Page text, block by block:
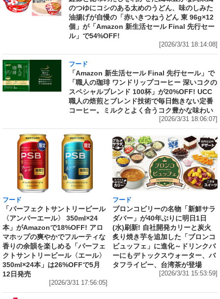
のつゆにコシのある太めのうどん、味のしみた
油揚げが自慢の「赤いきつねうどん 東 96g×12
個」が「Amazon 新生活セール Final 先行セー
ル」で54%OFF!
[2026/3/31 18:14:08]
フード
「Amazon 新生活セール Final 先行セール」で
「職人の珈琲 ワンドリップコーヒー 深いコクの
スペシャルブレンド 100杯」が20%OFF! UCC
職人の焙煎とブレンド技術で毎日飽きない定番
コーヒー。ミルクとよく合うコク豊かな味わい
[2026/3/31 18:06:07]
フード
「パーフェクトサントリービール
〈アンバーエール〉 350ml×24
本」がAmazonで18%OFF! アロ
マホップの爽やかでフルーティな
香りの余韻を楽しめる「パーフェ
クトサントリービール〈エール〉
350ml×24本」は26%OFFで5月
12日発売
[2026/3/31 17:56:05]
フード
ブロンコビリーの名物「新鮮サラ
ダバー」が40年ぶりに明日1日
(水)刷新! 自社開発カリーと炭火
炙り焼き芋を追加した「ブロンコ
ビュッフェ」に進化～ドリンクバ
ーにもデトックスウォーター、バ
タフライピー、台湾茶が登場
[2026/3/31 15:53:59]